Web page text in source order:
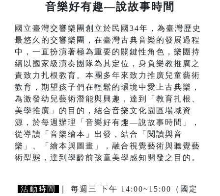
音樂好有趣—說故事時間
國立臺灣交響樂團創立於民國34年，為臺灣歷史
最悠久的交響樂團，在臺灣古典音樂的發展過程
中，一直扮演著極為重要的關鍵性角色，樂團持
續以國家級演奏團隊為其定位，身負樂教推廣之
責致力扎根教育。本團多年來致力推廣兒童藝術
教育，期望孩子們在輕鬆的環境中愛上古典樂，
為激發幼兒藝術潛能與興趣，達到「教育扎根、
美學推廣」的目的，結合音樂文化園區場域資
源，於每週辦理「音樂好有趣—說故事時間」，
從導讀「音樂繪本」出發，結合「閱讀與音
樂」、「繪本與圖畫」，融合視覺藝術與聽覺藝
術型態，達到學齡前孩童美學感知開發之目的。
活動時間
｜ 每週三 下午 14:00~15:00（國定